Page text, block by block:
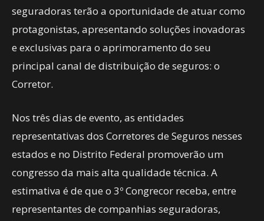
seguradoras terão a oportunidade de atuar como
protagonistas, apresentando soluções inovadoras
e exclusivas para o aprimoramento do seu
principal canal de distribuição de seguros: o
Corretor.
Nos três dias de evento, as entidades
representativas dos Corretores de Seguros nesses
estados e no Distrito Federal promoverão um
congresso da mais alta qualidade técnica. A
estimativa é de que o 3º Congrecor receba, entre
representantes de companhias seguradoras,